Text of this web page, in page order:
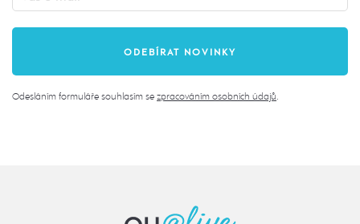
Odesláním formuláře souhlasím se zpracováním osobních údajů